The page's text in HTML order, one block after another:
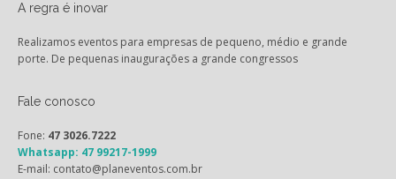
A regra é inovar
Realizamos eventos para empresas de pequeno, médio e grande
porte. De pequenas inaugurações a grande congressos
Fale conosco
Fone: 47 3026.7222
Whatsapp: 47 99217-1999
E-mail: contato@planeventos.com.br